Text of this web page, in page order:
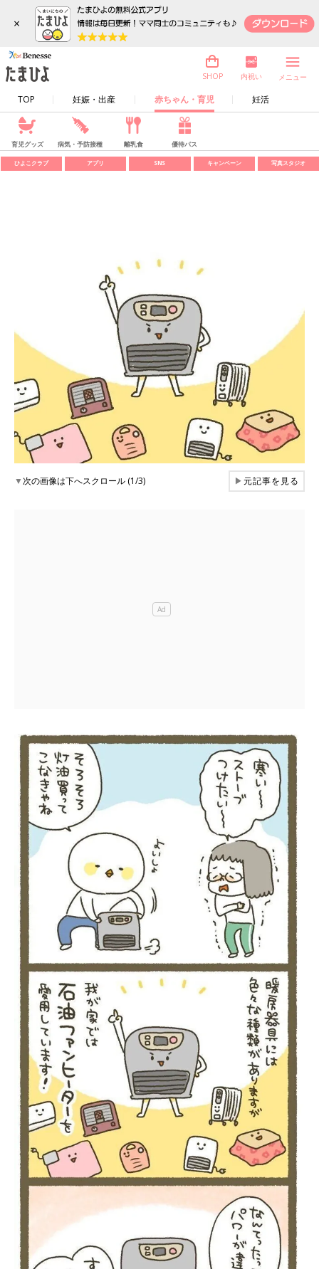
×
TOP 妊娠・出産 赤ちゃん・育児 妊活
SHOP 内祝い メニュー
育児グッズ 病気・予防接種 離乳食 優待パス
ひよこクラブ アプリ SNS キャンペーン 写真スタジオ
▼次の画像は下へスクロール (1/3) ▶元記事を見る